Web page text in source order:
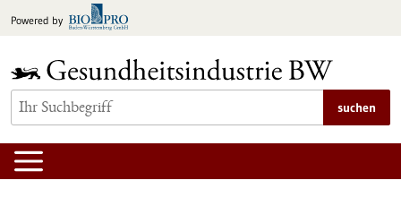
Inhalt
Powered by
suchen